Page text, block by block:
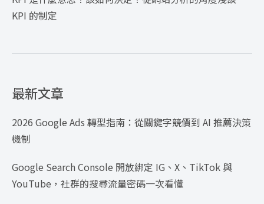
KPI 的制定
最新文章
2026 Google Ads 轉型指南：從關鍵字競價到 AI 推薦決策
機制
Google Search Console 開放綁定 IG、X、TikTok 與
YouTube，社群的搜尋流量密碼一次看懂